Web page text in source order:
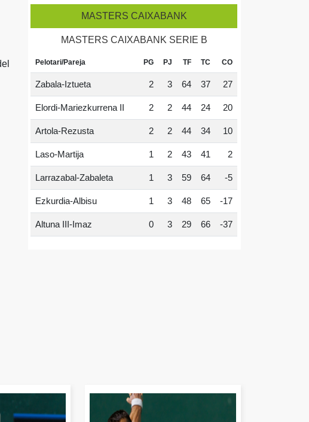
MASTERS CAIXABANK
MASTERS CAIXABANK SERIE B
Pelotari/Pareja PG PJ TF TC CO
Zabala-Iztueta 2 3 64 37 27
Elordi-Mariezkurrena II 2 2 44 24 20
Artola-Rezusta 2 2 44 34 10
Laso-Martija 1 2 43 41 2
Larrazabal-Zabaleta 1 3 59 64 -5
Ezkurdia-Albisu 1 3 48 65 -17
Altuna III-Imaz 0 3 29 66 -37